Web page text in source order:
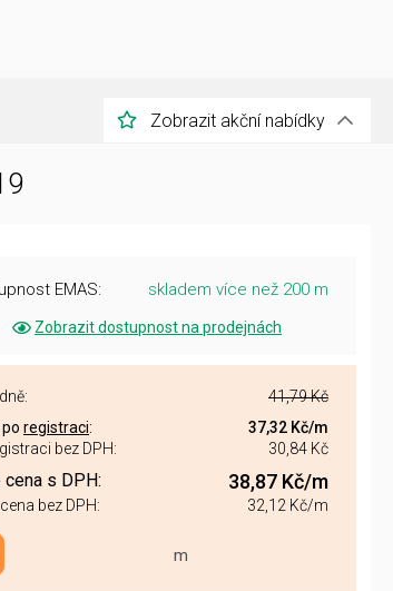
Zobrazit akční nabídky
EMAS: skladem více než 200 m
Zobrazit dostupnost na prodejnách
41,79 Kč
registraci: 37,32 Kč/m
bez DPH:
30,84 Kč
cena s DPH: 38,87 Kč/m
bez DPH: 32,12 Kč/m
m
do košíku